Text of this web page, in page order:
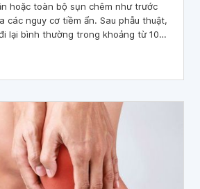
hoặc toàn bộ sụn chêm như trước
các nguy cơ tiềm ẩn. Sau phẫu thuật,
lại bình thường trong khoảng từ 10
gặp biến chứng sau phẫu thuật.